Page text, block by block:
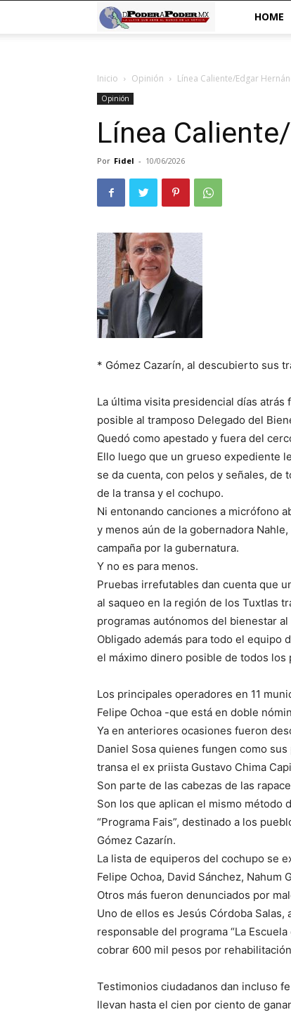
a
HOME
Inicio Opinión Línea Caliente/Edgar
Opinión
Línea
Por Fidel - 10/06/2026
* Gómez Cazarín, al descubierto sus
La última visita presidencial días
posible al tramposo Delegado del
Quedó como apestado y fuera del
Ello luego que un grueso expediente
se da cuenta, con pelos y señales, de
de la transa y el cochupo.
Ni entonando canciones a micrófono
y menos aún de la gobernadora
campaña por la gubernatura.
Y no es para menos.
Pruebas irrefutables dan cuenta que
al saqueo en la región de los Tuxtlas
programas autónomos del bienestar al
Obligado además para todo el equipo
el máximo dinero posible de todos los
Los principales operadores en 11
Felipe Ochoa -que está en doble
Ya en anteriores ocasiones fueron
Daniel Sosa quienes fungen como
transa el ex priista Gustavo Chima
Son parte de las cabezas de las
Son los que aplican el mismo método
“Programa Fais”, destinado a los
Gómez Cazarín.
La lista de equiperos del cochupo se
Felipe Ochoa, David Sánchez, Nahum
Otros más fueron denunciados por
Uno de ellos es Jesús Córdoba Salas,
responsable del programa “La
cobrar 600 mil pesos por
Testimonios ciudadanos dan incluso
llevan hasta el cien por ciento de